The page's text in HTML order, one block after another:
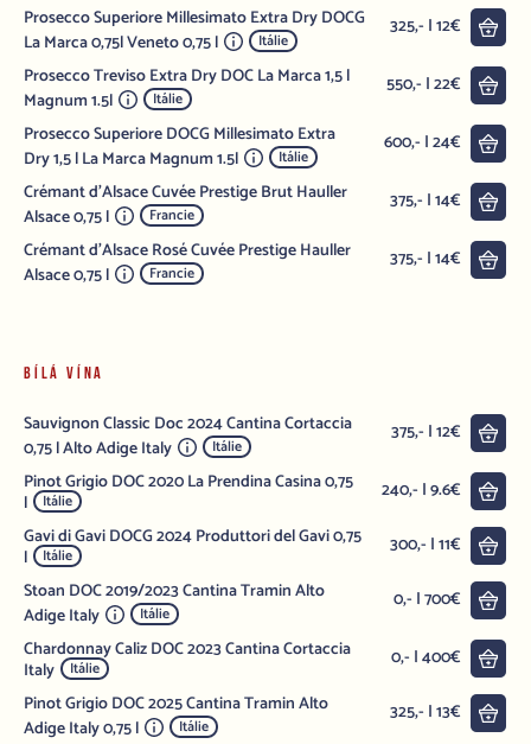
Prosecco Superiore Millesimato Extra Dry DOCG
La Marca 0,75l Veneto 0,75 l
Itálie
325,- | 12€
Prosecco Treviso Extra Dry DOC La Marca 1,5 l
Magnum 1.5l
Itálie
550,- | 22€
Prosecco Superiore DOCG Millesimato Extra
Dry 1,5 l La Marca Magnum 1.5l
Itálie
600,- | 24€
Crémant d'Alsace Cuvée Prestige Brut Hauller
Alsace 0,75 l
Francie
375,- | 14€
Crémant d'Alsace Rosé Cuvée Prestige Hauller
Alsace 0,75 l
Francie
375,- | 14€
BÍLÁ VÍNA
Sauvignon Classic Doc 2024 Cantina Cortaccia
0,75 l Alto Adige Italy
Itálie
375,- | 12€
Pinot Grigio DOC 2020 La Prendina Casina 0,75
l Itálie 240,- | 9.6€
Gavi di Gavi DOCG 2024 Produttori del Gavi 0,75
l Itálie 300,- | 11€
Stoan DOC 2019/2023 Cantina Tramin Alto
Adige Italy
Itálie
0,- | 700€
Chardonnay Caliz DOC 2023 Cantina Cortaccia
Italy Itálie 0,- | 400€
Pinot Grigio DOC 2025 Cantina Tramin Alto
Adige Italy 0,75 l
Itálie
325,- | 13€